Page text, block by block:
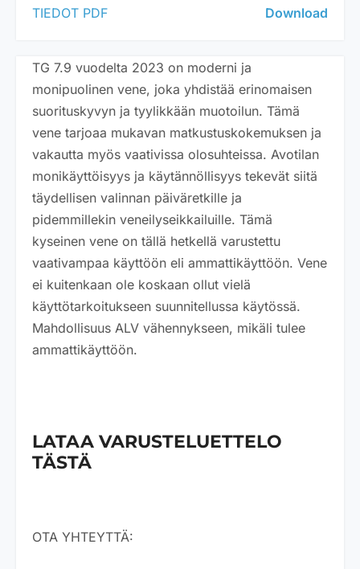
TIEDOT PDF Download
TG 7.9 vuodelta 2023 on moderni ja
monipuolinen vene, joka yhdistää erinomaisen
suorituskyvyn ja tyylikkään muotoilun. Tämä
vene tarjoaa mukavan matkustuskokemuksen ja
vakautta myös vaativissa olosuhteissa. Avotilan
monikäyttöisyys ja käytännöllisyys tekevät siitä
täydellisen valinnan päiväretkille ja
pidemmillekin veneilyseikkailuille. Tämä
kyseinen vene on tällä hetkellä varustettu
vaativampaa käyttöön eli ammattikäyttöön. Vene
ei kuitenkaan ole koskaan ollut vielä
käyttötarkoitukseen suunnitellussa käytössä.
Mahdollisuus ALV vähennykseen, mikäli tulee
ammattikäyttöön.
LATAA VARUSTELUETTELO
TÄSTÄ
OTA YHTEYTTÄ: